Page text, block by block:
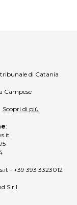
di Catania
Campese
Scopri di più
:
- +39 393 3323012
S.r.l